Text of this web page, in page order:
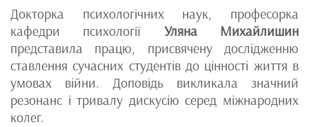
Докторка психологічних наук, професорка
кафедри психології Уляна Михайлишин
представила працю, присвячену дослідженню
ставлення сучасних студентів до цінності життя в
умовах війни. Доповідь викликала значний
резонанс і тривалу дискусію серед міжнародних
колег.